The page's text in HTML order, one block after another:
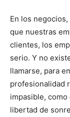
En los
que nuestras
clientes, los
serio. Y no
llamarse, para
profesionalidad
impasible,
libertad de